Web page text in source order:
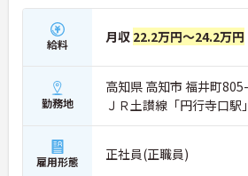
給料 月収 22.2万円～24.2万円
勤務地
高知県 高知市 福井町
ＪＲ土讃線「円行寺口駅
雇用形態 正社員(正職員)